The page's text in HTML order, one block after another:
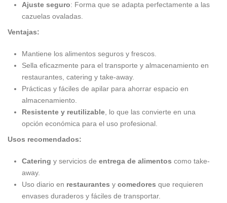
Ajuste seguro: Forma que se adapta perfectamente a las
cazuelas ovaladas.
Ventajas:
Mantiene los alimentos seguros y frescos.
Sella eficazmente para el transporte y almacenamiento en
restaurantes, catering y take-away.
Prácticas y fáciles de apilar para ahorrar espacio en
almacenamiento.
Resistente y reutilizable , lo que las convierte en una
opción económica para el uso profesional.
Usos recomendados:
Catering y servicios de entrega de alimentos como take-
away.
Uso diario en restaurantes y comedores que requieren
envases duraderos y fáciles de transportar.